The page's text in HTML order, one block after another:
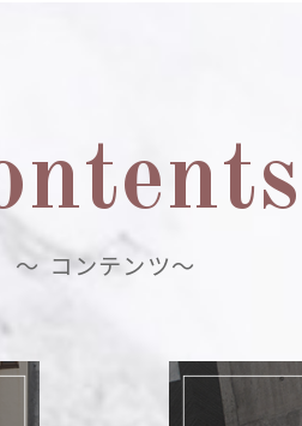
～ コンテンツ～